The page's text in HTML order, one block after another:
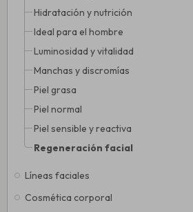
Hidratación y nutrición
Ideal para el hombre
Luminosidad y vitalidad
Manchas y discromías
Piel grasa
Piel normal
Piel sensible y reactiva
Regeneración facial
Líneas faciales
Cosmética corporal